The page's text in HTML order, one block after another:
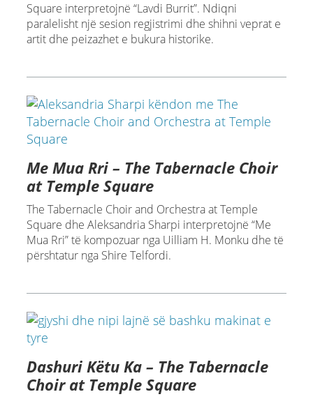
Square interpretojnë “Lavdi Burrit”. Ndiqni
paralelisht një sesion regjistrimi dhe shihni veprat e
artit dhe peizazhet e bukura historike.
Me Mua Rri – The Tabernacle Choir
at Temple Square
The Tabernacle Choir and Orchestra at Temple
Square dhe Aleksandria Sharpi interpretojnë “Me
Mua Rri” të kompozuar nga Uilliam H. Monku dhe të
përshtatur nga Shire Telfordi.
Dashuri Këtu Ka – The Tabernacle
Choir at Temple Square